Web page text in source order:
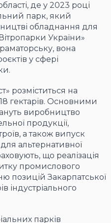
де у 2023 році
парк, який
обладнання для
України»
вона
у сфері
розміститься на
гектарів. Основними
виробництво
продукції,
а також випуск
альтернативної
що реалізація
промислового
позицій Закарпатської
індустріального
парків